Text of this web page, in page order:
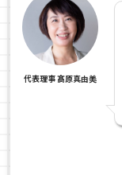
代表理事 髙原真由美